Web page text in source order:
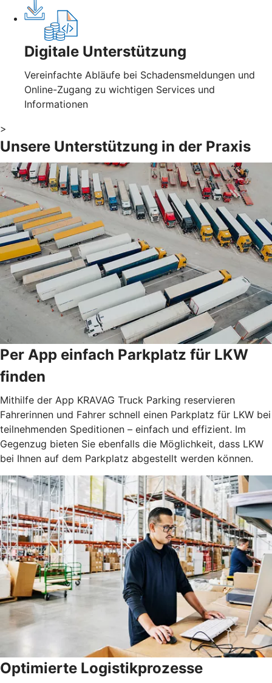
Digitale Unterstützung
Vereinfachte Abläufe bei Schadensmeldungen und
Online-Zugang zu wichtigen Services und
Informationen
>
Unsere Unterstützung in der Praxis
Per App einfach Parkplatz für LKW
finden
Mithilfe der App KRAVAG Truck Parking reservieren
Fahrerinnen und Fahrer schnell einen Parkplatz für LKW bei
teilnehmenden Speditionen – einfach und effizient. Im
Gegenzug bieten Sie ebenfalls die Möglichkeit, dass LKW
bei Ihnen auf dem Parkplatz abgestellt werden können.
Optimierte Logistikprozesse